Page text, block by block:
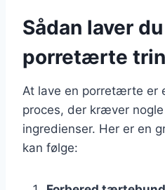
Sådan laver
porretærte
At lave en porretærte er
proces, der kræver
ingredienser. Her er en
kan følge: